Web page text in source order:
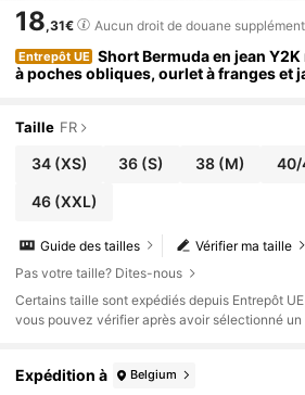
18,31€ Aucun droit de douane
Entrepôt UE Short Bermuda en jean
à poches obliques, ourlet à franges et
Taille FR
34(XS) 36 (S) 38(M) 40/
46(XXL)
Vérifier ma taille
Guide des tailles
Pas votre taille? Dites-nous
​Certains taille sont expédiés depuis Entrepôt
vous pouvez vérifier après avoir sélectionné
Expédition à Belgium